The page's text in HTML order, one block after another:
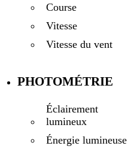
Course
Vitesse
Vitesse du vent
PHOTOMÉTRIE
Éclairement
lumineux
Énergie lumineuse